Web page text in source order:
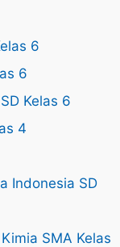
6
6
Kelas 6
4
Indonesia SD
SMA Kelas